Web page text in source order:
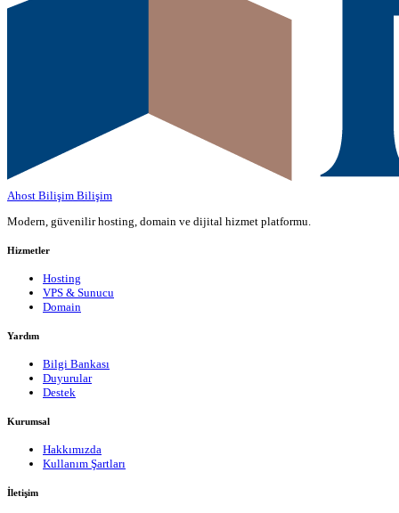
Ahost Bilişim Bilişim
Modern, güvenilir hosting, domain ve dijital hizmet platformu.
Hizmetler
Hosting
VPS & Sunucu
Domain
Yardım
Bilgi Bankası
Duyurular
Destek
Kurumsal
Hakkımızda
Kullanım Şartları
İletişim